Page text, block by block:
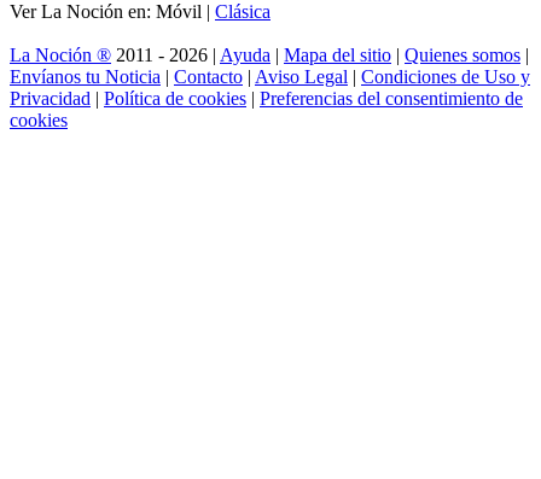
Ver La Noción en: Móvil | Clásica
La Noción ® 2011 - 2026 | Ayuda | Mapa del sitio | Quienes somos |
Envíanos tu Noticia | Contacto | Aviso Legal | Condiciones de Uso y
Privacidad | Política de cookies | Preferencias del consentimiento de
cookies